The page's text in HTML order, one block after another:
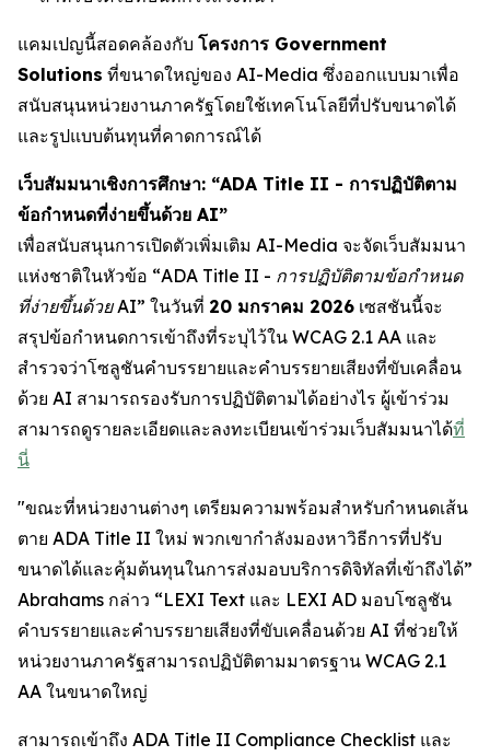
แคมเปญนี้สอดคล้องกับ โครงการ Government
Solutions ที่ขนาดใหญ่ของ AI-Media ซึ่งออกแบบมาเพื่อ
สนับสนุนหน่วยงานภาครัฐโดยใช้เทคโนโลยีที่ปรับขนาดได้
และรูปแบบต้นทุนที่คาดการณ์ได้
เว็บสัมมนาเชิงการศึกษา: “ADA Title II - การปฏิบัติตาม
ข้อกำหนดที่ง่ายขึ้นด้วย AI”
เพื่อสนับสนุนการเปิดตัวเพิ่มเติม AI-Media จะจัดเว็บสัมมนา
แห่งชาติในหัวข้อ “ADA Title II - การปฏิบัติตามข้อกำหนด
ที่ง่ายขึ้นด้วย AI” ในวันที่ 20 มกราคม 2026 เซสชันนี้จะ
สรุปข้อกำหนดการเข้าถึงที่ระบุไว้ใน WCAG 2.1 AA และ
สำรวจว่าโซลูชันคำบรรยายและคำบรรยายเสียงที่ขับเคลื่อน
ด้วย AI สามารถรองรับการปฏิบัติตามได้อย่างไร ผู้เข้าร่วม
สามารถดูรายละเอียดและลงทะเบียนเข้าร่วมเว็บสัมมนาได้ที่
นี่
"ขณะที่หน่วยงานต่างๆ เตรียมความพร้อมสำหรับกำหนดเส้น
ตาย ADA Title II ใหม่ พวกเขากำลังมองหาวิธีการที่ปรับ
ขนาดได้และคุ้มต้นทุนในการส่งมอบบริการดิจิทัลที่เข้าถึงได้”
Abrahams กล่าว “LEXI Text และ LEXI AD มอบโซลูชัน
คำบรรยายและคำบรรยายเสียงที่ขับเคลื่อนด้วย AI ที่ช่วยให้
หน่วยงานภาครัฐสามารถปฏิบัติตามมาตรฐาน WCAG 2.1
AA ในขนาดใหญ่
สามารถเข้าถึง ADA Title II Compliance Checklist และ